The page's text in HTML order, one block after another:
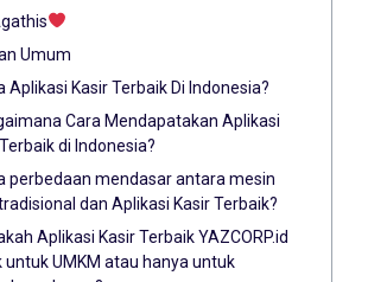
Umum
Aplikasi Kasir Terbaik Di Indonesia?
Cara Mendapatakan Aplikasi
di Indonesia?
perbedaan mendasar antara mesin
dan Aplikasi Kasir Terbaik?
Aplikasi Kasir Terbaik YAZCORP.id
untuk UMKM atau hanya untuk